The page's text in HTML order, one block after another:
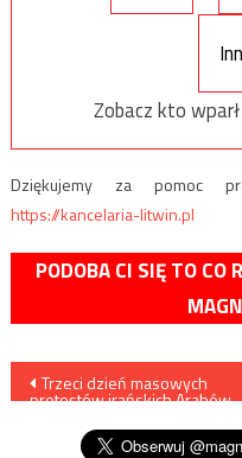
Zobacz kto
Dziękujemy za pomoc
https://kancelaria-litwin.pl
PODOBA CI SIĘ TO CO
Nawigacja
wpisu
Trzeci dzień masowych
protestów irańskich Arabów